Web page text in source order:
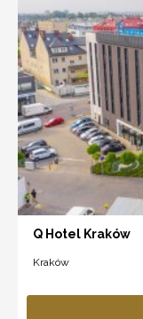
Q Hotel Kraków
Kraków